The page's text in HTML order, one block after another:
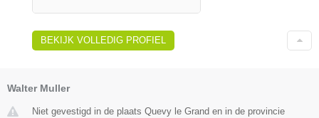
BEKIJK VOLLEDIG PROFIEL
Walter Muller
Niet gevestigd in de plaats Quevy le Grand en in de provincie